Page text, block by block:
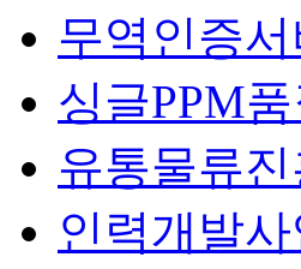
무역인증
싱글PPM
유통물류진
인력개발